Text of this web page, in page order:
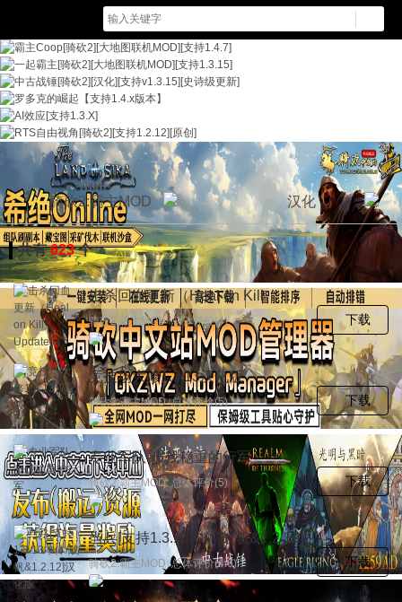
骑砍2:霸主MOD 汉化
共有623个
击杀回血更新（Heal on Kill
Updated）【支持1.313＆1.314】汉
化版
骑砍2:霸主MOD 总体评价(4) 下载
竞技场大修1.3.13汉化版
骑砍2:霸主MOD 总体评价(5) 下载
专业军队-步伐稳重的行军
骑砍2:霸主MOD 总体评价(5) 下载
当兵[支持1.3.13本体/战帆&1.2.12]
汉化版
骑砍2:霸主MOD 总体评价(4.6) 下载